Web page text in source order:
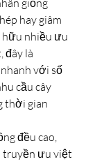
giống
hay giâm
hữu nhiều ưu
đây là
với số
cầu cây
thời gian
đều cao,
truyền ưu việt